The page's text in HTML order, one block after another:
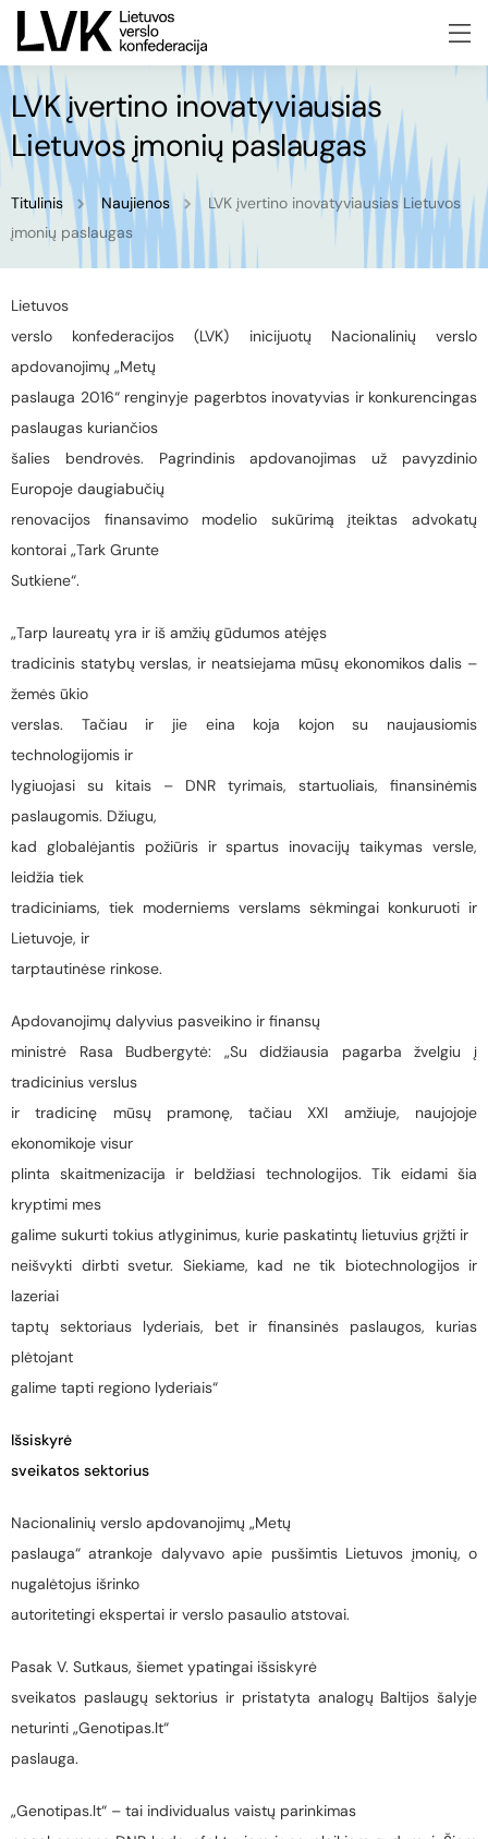
LVK įvertino inovatyviausias
Lietuvos įmonių paslaugas
Titulinis Naujienos
LVK įvertino inovatyviausias Lietuvos
įmonių paslaugas
Lietuvos
verslo konfederacijos (LVK) inicijuotų Nacionalinių verslo
apdovanojimų „Metų
paslauga 2016“ renginyje pagerbtos inovatyvias ir konkurencingas
paslaugas kuriančios
šalies bendrovės. Pagrindinis apdovanojimas už pavyzdinio
Europoje daugiabučių
renovacijos finansavimo modelio sukūrimą įteiktas advokatų
kontorai „Tark Grunte
Sutkiene“.
„Tarp laureatų yra ir iš amžių gūdumos atėjęs
tradicinis statybų verslas, ir neatsiejama mūsų ekonomikos dalis –
žemės ūkio
verslas. Tačiau ir jie eina koja kojon su naujausiomis
technologijomis ir
lygiuojasi su kitais – DNR tyrimais, startuoliais, finansinėmis
paslaugomis. Džiugu,
kad globalėjantis požiūris ir spartus inovacijų taikymas versle,
leidžia tiek
tradiciniams, tiek moderniems verslams sėkmingai konkuruoti ir
Lietuvoje, ir
tarptautinėse rinkose.
Apdovanojimų dalyvius pasveikino ir finansų
ministrė Rasa Budbergytė: „Su didžiausia pagarba žvelgiu į
tradicinius verslus
ir tradicinę mūsų pramonę, tačiau XXI amžiuje, naujojoje
ekonomikoje visur
plinta skaitmenizacija ir beldžiasi technologijos. Tik eidami šia
kryptimi mes
galime sukurti tokius atlyginimus, kurie paskatintų lietuvius grįžti ir
neišvykti dirbti svetur. Siekiame, kad ne tik biotechnologijos ir
lazeriai
taptų sektoriaus lyderiais, bet ir finansinės paslaugos, kurias
plėtojant
galime tapti regiono lyderiais“
Išsiskyrė
sveikatos sektorius
Nacionalinių verslo apdovanojimų „Metų
paslauga“ atrankoje dalyvavo apie pusšimtis Lietuvos įmonių, o
nugalėtojus išrinko
autoritetingi ekspertai ir verslo pasaulio atstovai.
Pasak V. Sutkaus, šiemet ypatingai išsiskyrė
sveikatos paslaugų sektorius ir pristatyta analogų Baltijos šalyje
neturinti „Genotipas.lt“
paslauga.
„Genotipas.lt“ – tai individualus vaistų parinkimas